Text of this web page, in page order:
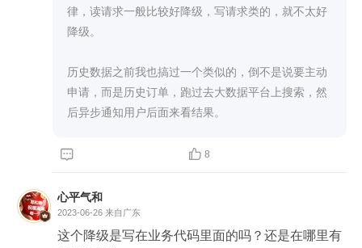
菜吧（降级）
1、订单表数据太大了，把历史数据归档（比如每年
归一次档），然后限制大家只能查近一年的订单，
如果要查看更久之前的，要先提申请
1、服务依赖的数据库无法正常使用，导致很多上游
返回错误，避免上游服务大量的积压业务消息，或
有大量的未释放的资源，导致上游服务不健康
律，读请求一般比较好降级，写请求类的，就不太好
降级。
历史数据之前我也搞过一个类似的，倒不是说要主动
申请，而是历史订单，跑过去大数据平台上搜索，然
后异步通知用户后面来看结果。
  8
心平气和
2023-06-26 来自广东
这个降级是写在业务代码里面的吗？还是在哪里有